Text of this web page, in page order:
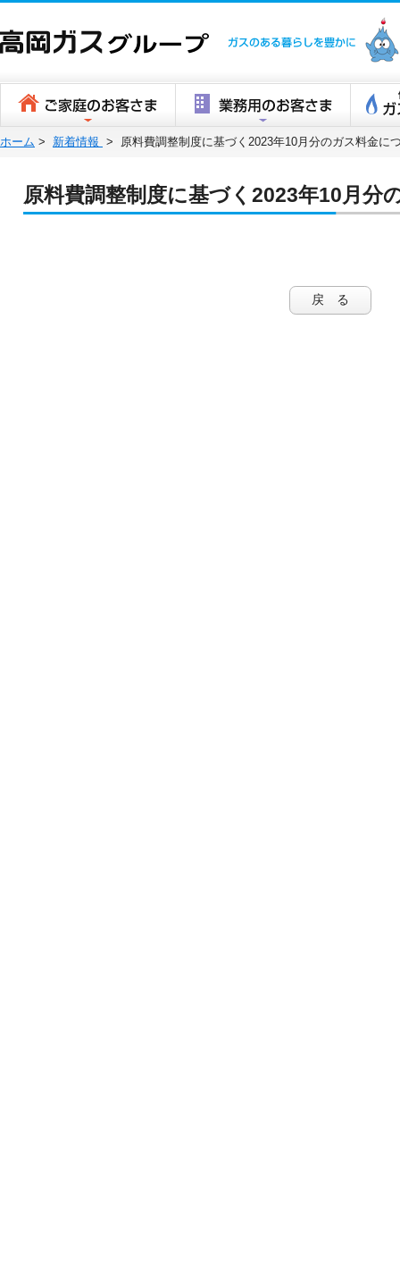
高岡ガスグ
ホーム > 新着情報 > 原料費調整制度に基づく2023年10月分のガス料金に
原料費調整制度に基づく2023年10月分
戻 る